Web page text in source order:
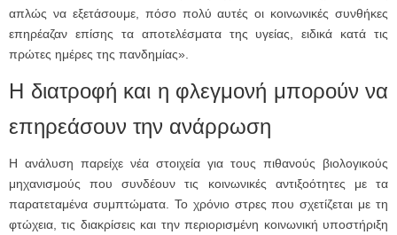
απλώς να εξετάσουμε, πόσο πολύ αυτές οι κοινωνικές συνθήκες
επηρέαζαν επίσης τα αποτελέσματα της υγείας, ειδικά κατά τις
πρώτες ημέρες της πανδημίας».
Η διατροφή και η φλεγμονή μπορούν να
επηρεάσουν την ανάρρωση
Η ανάλυση παρείχε νέα στοιχεία για τους πιθανούς βιολογικούς
μηχανισμούς που συνδέουν τις κοινωνικές αντιξοότητες με τα
παρατεταμένα συμπτώματα. Το χρόνιο στρες που σχετίζεται με τη
φτώχεια, τις διακρίσεις και την περιορισμένη κοινωνική υποστήριξη